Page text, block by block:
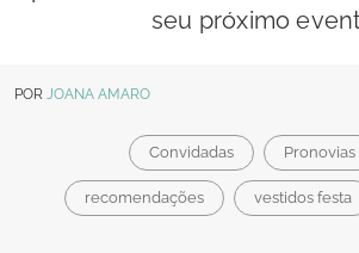
seu próximo
POR JOANA AMARO
Convidadas Pronovias
recomendações vestidos festa